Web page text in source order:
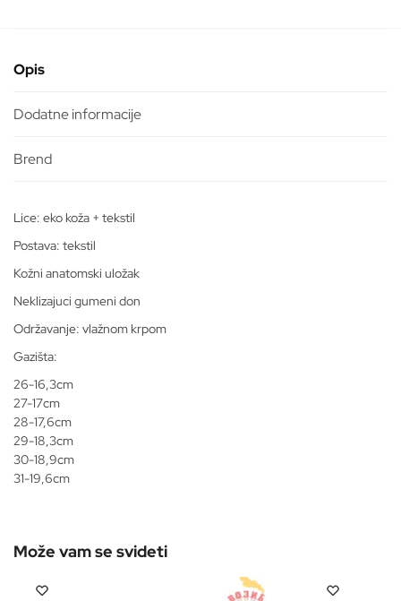
Opis
Dodatne informacije
Lice: eko koža + tekstil
Postava: tekstil
Kožni anatomski uložak
Neklizajuci gumeni don
Održavanje: vlažnom krpom
Gazišta:
26-16,3cm
27-17cm
28-17,6cm
29-18,3cm
30-18,9cm
31-19,6cm